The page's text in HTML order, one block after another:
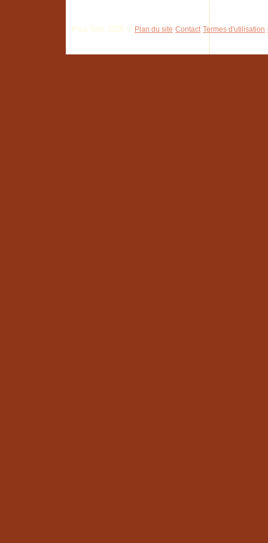
Pisa Tour 2026 © Plan du site Contact Termes d'utilisation